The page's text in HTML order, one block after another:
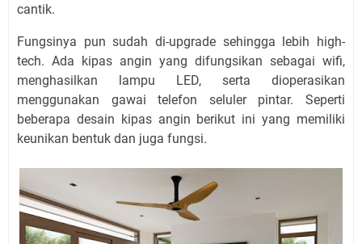
cantik.
Fungsinya pun sudah di-upgrade sehingga lebih high-
tech. Ada kipas angin yang difungsikan sebagai wifi,
menghasilkan lampu LED, serta dioperasikan
menggunakan gawai telefon seluler pintar. Seperti
beberapa desain kipas angin berikut ini yang memiliki
keunikan bentuk dan juga fungsi.